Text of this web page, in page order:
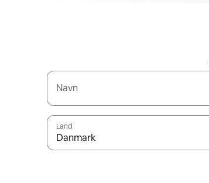
Navn
Land
Danmark